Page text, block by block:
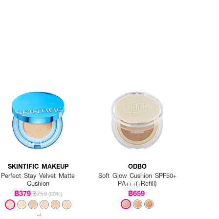
SKINTIFIC MAKEUP
Perfect Stay Velvet Matte
Cushion
฿379฿759 (50%)
+4
ODBO
Soft Glow Cushion SPF50+
PA+++(+Refill)
฿659